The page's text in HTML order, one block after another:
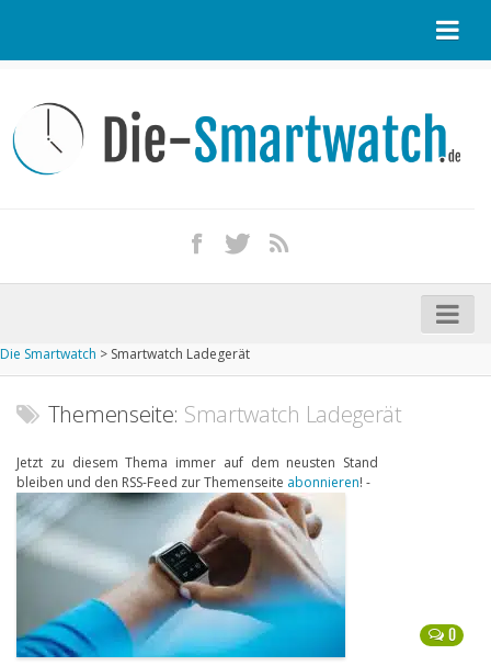
Kontakt / Tipp geben
Impressum
iPhone kaufen
Startseite
Aktuelle Smartwatches im Test
Marken und Modelle
Handytarife
BASE
Smartphonetarife
Datentarife
Die Smartwatch > Smartwatch Ladegerät
Themenseite: Smartwatch Ladegerät
Jetzt zu diesem Thema immer auf dem neusten Stand
bleiben und den RSS-Feed zur Themenseite abonnieren! -
0